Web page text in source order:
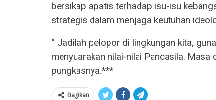
bersikap apatis terhadap isu-isu
strategis dalam menjaga keutuhan
“ Jadilah pelopor di lingkungan kita,
menyuarakan nilai-nilai Pancasila. Masa
pungkasnya.***
Bagikan